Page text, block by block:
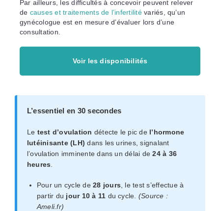
Par ailleurs, les difficultés à concevoir peuvent relever
de causes et traitements de l’infertilitévariés, qu’un
gynécologue est en mesure d’évaluer lors d’une
consultation.
Voir les disponibilités
L’essentiel en 30 secondes
Le test d’ovulation détecte le pic de l’hormone
lutéinisante (LH) dans les urines, signalant
l’ovulation imminente dans un délai de24 à 36
heures
Pour un cycle de28 jours , le test s’effectue à
partir du jour 10 à 11 du cycle. (Source :
Ameli.fr)